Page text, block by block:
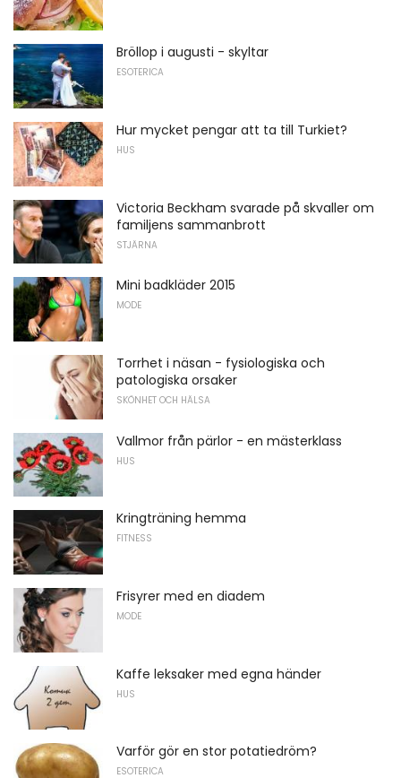
Bröllop i augusti - skyltar
ESOTERICA
Hur mycket pengar att ta till Turkiet?
HUS
Victoria Beckham svarade på skvaller om
familjens sammanbrott
STJÄRNA
Mini badkläder 2015
MODE
Torrhet i näsan - fysiologiska och
patologiska orsaker
SKÖNHET OCH HÄLSA
Vallmor från pärlor - en mästerklass
HUS
Kringträning hemma
FITNESS
Frisyrer med en diadem
MODE
Kaffe leksaker med egna händer
HUS
Varför gör en stor potatiedröm?
ESOTERICA